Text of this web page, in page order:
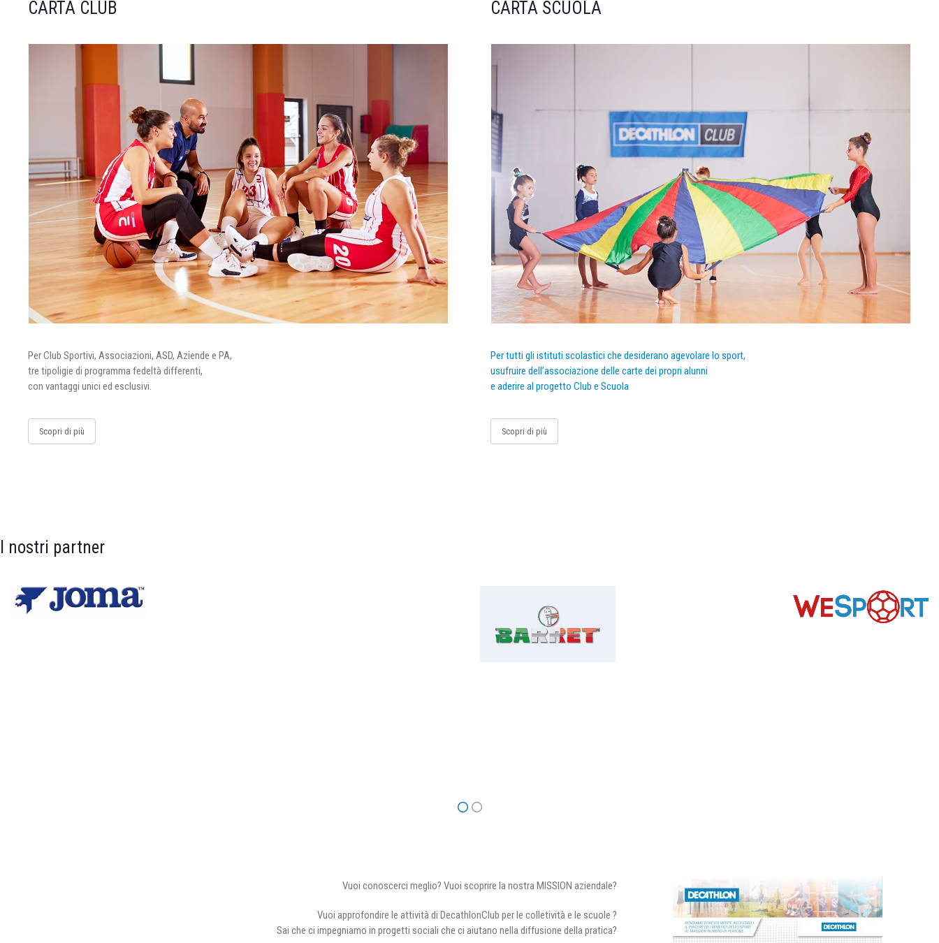
CARTA CLUB
Per Club Sportivi, Associazioni, ASD, Aziende e PA,
tre tipoligie di programma fedeltà differenti,
con vantaggi unici ed esclusivi.
Scopri di più
CARTA SCUOLA
Per tutti gli istituti scolastici che desiderano agevolare lo sport,
usufruire dell’associazione delle carte dei propri alunni
e aderire al progetto Club e Scuola
Scopri di più
I nostri partner
Vuoi conoscerci meglio? Vuoi scoprire la nostra MISSION aziendale?
Vuoi approfondire le attività di DecathlonClub per le colletività e le scuole ?
Sai che ci impegniamo in progetti sociali che ci aiutano nella diffusione della pratica?